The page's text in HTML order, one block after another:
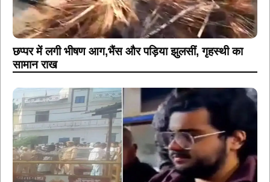
छप्पर में लगी भीषण आग,भैंस और पड़िया झुलसीं, गृहस्थी का
सामान राख